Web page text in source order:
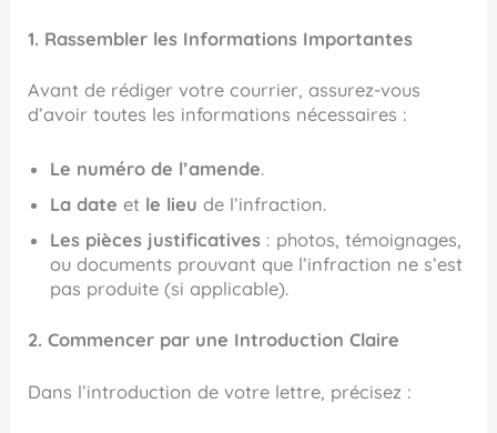
1. Rassembler les Informations Importantes
Avant de rédiger votre courrier, assurez-vous
d’avoir toutes les informations nécessaires :
Le numéro de l’amende.
La date et le lieu de l’infraction.
Les pièces justificatives : photos, témoignages,
ou documents prouvant que l’infraction ne s’est
pas produite (si applicable).
2. Commencer par une Introduction Claire
Dans l’introduction de votre lettre, précisez :